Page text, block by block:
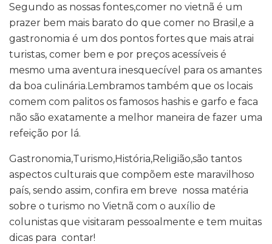
Segundo as nossas fontes,comer no vietnã é um
prazer bem mais barato do que comer no Brasil,e a
gastronomia é um dos pontos fortes que mais atrai
turistas, comer bem e por preços acessíveis é
mesmo uma aventura inesquecível para os amantes
da boa culinária.Lembramos também que os locais
comem com palitos os famosos hashis e garfo e faca
não são exatamente a melhor maneira de fazer uma
refeição por lá.
Gastronomia,Turismo,História,Religião,são tantos
aspectos culturais que compõem este maravilhoso
país, sendo assim, confira em breve nossa matéria
sobre o turismo no Vietnã com o auxílio de
colunistas que visitaram pessoalmente e tem muitas
dicas para contar!